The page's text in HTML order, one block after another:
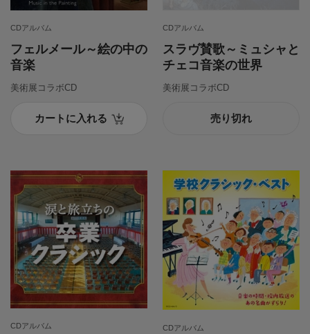
CDアルバム
フェルメール～絵の中の
音楽
美術展コラボCD
カートに入れる
CDアルバム
スラヴ賛歌～ミュシャと
チェコ音楽の世界
美術展コラボCD
売り切れ
CDアルバム CDアルバム